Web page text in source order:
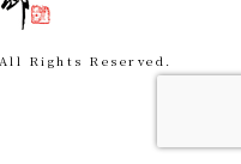
Rights Reserved.